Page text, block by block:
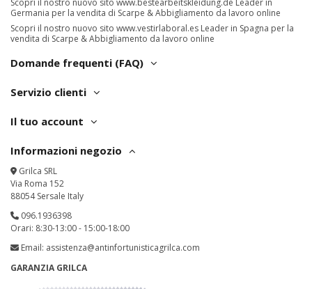
Scopri il nostro nuovo sito www.bestearbeitskleidung.de Leader in
Germania per la vendita di Scarpe & Abbigliamento da lavoro online
Scopri il nostro nuovo sito www.vestirlaboral.es Leader in Spagna per la
vendita di Scarpe & Abbigliamento da lavoro online
Domande frequenti (FAQ)
Servizio clienti
Il tuo account
Informazioni negozio
Grilca SRL
Via Roma 152
88054 Sersale Italy
096.1936398
Orari: 8:30-13:00 - 15:00-18:00
Email: assistenza@antinfortunisticagrilca.com
GARANZIA GRILCA